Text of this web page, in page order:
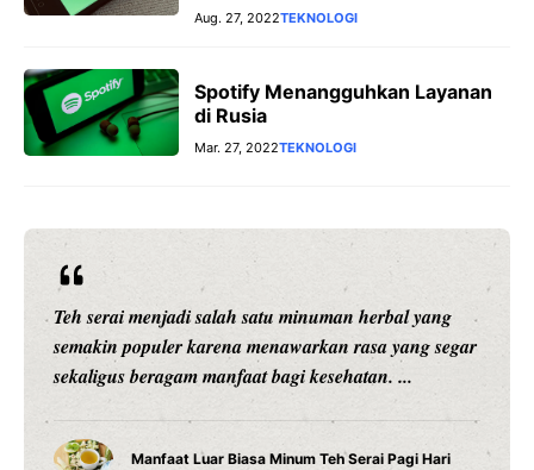
Aug. 27, 2022TEKNOLOGI
Spotify Menangguhkan Layanan
di Rusia
Mar. 27, 2022TEKNOLOGI
Teh serai menjadi salah satu minuman herbal yang
semakin populer karena menawarkan rasa yang segar
sekaligus beragam manfaat bagi kesehatan. ...
Manfaat Luar Biasa Minum Teh Serai Pagi Hari